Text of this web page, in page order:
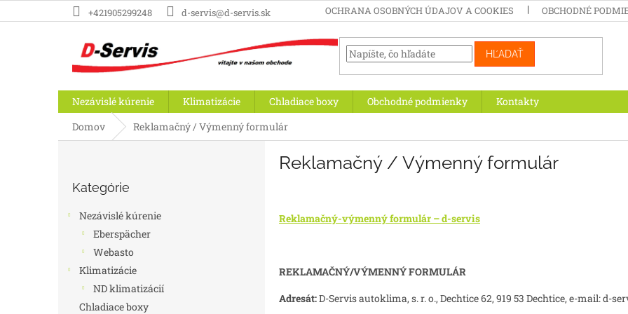
na
+421905299248 d-servis@d-servis.sk OCHRANA OSOBNÝCH ÚDAJOV A COOKIES OBCHODNÉ
HĽADAŤ
Nezávislé kúrenie Klimatizácie Chladiace boxy Obchodné podmienky
Kontakty
Domov
Reklamačný / Výmenný formulár
kategórie
Kategórie
Nezávislé kúrenie
Eberspächer
Webasto
Klimatizácie
ND klimatizácií
Chladiace boxy
Reklamačný / Výmenný formulár
Reklamačný-výmenný formulár – d-servis
REKLAMAČNÝ/VÝMENNÝ FORMULÁR
Adresát:D-Servis autoklima, s. r. o., Dechtice 62, 919 53 Dechtice, e-mail: d-